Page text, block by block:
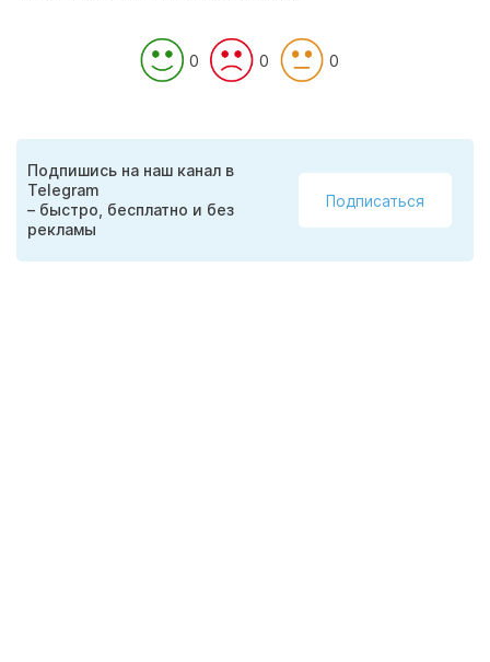
0 0 0
Подпишись на наш канал в
Telegram
– быстро, бесплатно и без
рекламы
Подписаться